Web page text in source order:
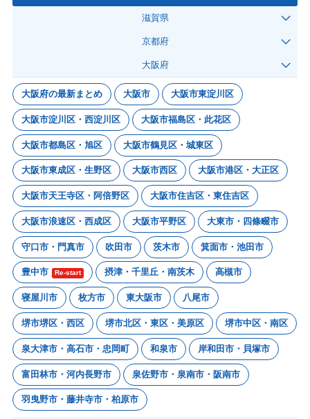
滋賀県
京都府
大阪府
大阪府の最新まとめ 大阪市 大阪市東淀川区
大阪市淀川区・西淀川区 大阪市福島区・此花区
大阪市都島区・旭区 大阪市鶴見区・城東区
大阪市東成区・生野区 大阪市西区 大阪市港区・大正区
大阪市天王寺区・阿倍野区 大阪市住吉区・東住吉区
大阪市浪速区・西成区 大阪市平野区 大東市・四條畷市
守口市・門真市 吹田市 茨木市 箕面市・池田市
豊中市 Re-start 摂津・千里丘・南茨木 高槻市
寝屋川市 枚方市 東大阪市 八尾市
堺市堺区・西区 堺市北区・東区・美原区 堺市中区・南区
泉大津市・高石市・忠岡町 和泉市 岸和田市・貝塚市
富田林市・河内長野市 泉佐野市・泉南市・阪南市
羽曳野市・藤井寺市・柏原市